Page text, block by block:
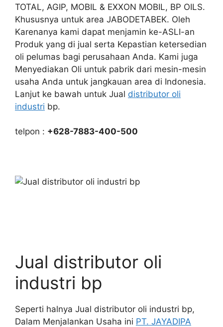
TOTAL, AGIP, MOBIL & EXXON MOBIL, BP OILS.
Khususnya untuk area JABODETABEK. Oleh
Karenanya kami dapat menjamin ke-ASLI-an
Produk yang di jual serta Kepastian ketersedian
oli pelumas bagi perusahaan Anda. Kami juga
Menyediakan Oli untuk pabrik dari mesin-mesin
usaha Anda untuk jangkauan area di Indonesia.
Lanjut ke bawah untuk Jual distributor oli
industri bp.
telpon : +628-7883-400-500
Jual distributor oli
industri bp
Seperti halnya Jual distributor oli industri bp,
Dalam Menjalankan Usaha ini PT. JAYADIPA